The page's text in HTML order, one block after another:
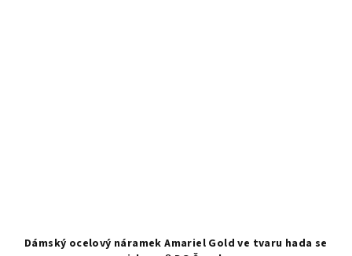
Dámský ocelový náramek Amariel Gold ve tvaru hada se